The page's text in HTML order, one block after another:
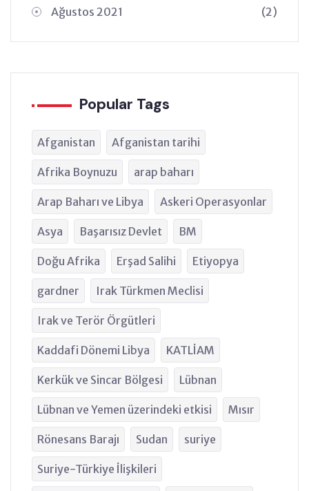
Ağustos 2021 (2)
Popular Tags
Afganistan Afganistan tarihi
Afrika Boynuzu arap baharı
Arap Baharı ve Libya Askeri Operasyonlar
Asya Başarısız Devlet BM
Doğu Afrika Erşad Salihi Etiyopya
gardner Irak Türkmen Meclisi
Irak ve Terör Örgütleri
Kaddafi Dönemi Libya KATLİAM
Kerkük ve Sincar Bölgesi Lübnan
Lübnan ve Yemen üzerindeki etkisi Mısır
Rönesans Barajı Sudan suriye
Suriye-Türkiye İlişkileri